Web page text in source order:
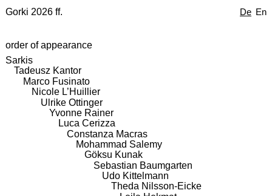
De En
Gorki 2026 ff.
order of appearance
Sarkis
Tadeusz Kantor
Marco Fusinato
Nicole L’Huillier
Ulrike Ottinger
Yvonne Rainer
Luca Cerizza
Constanza Macras
Mohammad Salemy
Göksu Kunak
Sebastian Baumgarten
Udo Kittelmann
Theda Nilsson-Eicke